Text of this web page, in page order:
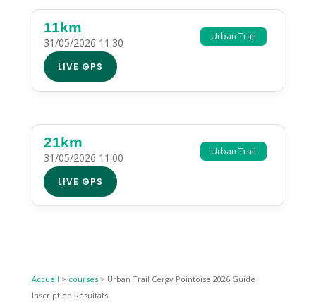
Urban Trail
11km
31/05/2026 11:30
LIVE GPS
Urban Trail
21km
31/05/2026 11:00
LIVE GPS
Accueil > courses> Urban Trail Cergy Pointoise 2026 Guide
Inscription Résultats